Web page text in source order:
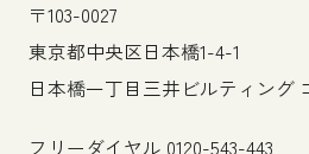
〒103-0027
東京都中央区日本橋1-4-1
日本橋一丁目三井ビルティング
フリーダイヤル 0120-543-443